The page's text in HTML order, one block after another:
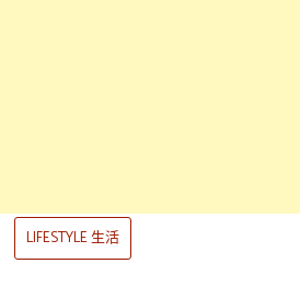
LIFESTYLE 生活